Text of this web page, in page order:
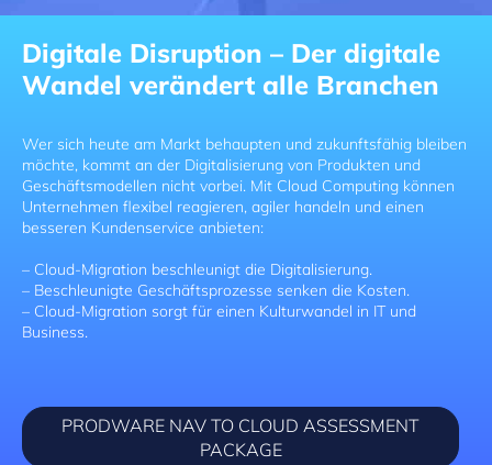
Digitale Disruption – Der digitale
Wandel verändert alle Branchen
Wer sich heute am Markt behaupten und zukunftsfähig bleiben
möchte, kommt an der Digitalisierung von Produkten und
Geschäftsmodellen nicht vorbei. Mit Cloud Computing können
Unternehmen flexibel reagieren, agiler handeln und einen
besseren Kundenservice anbieten:
– Cloud-Migration beschleunigt die Digitalisierung.
– Beschleunigte Geschäftsprozesse senken die Kosten.
– Cloud-Migration sorgt für einen Kulturwandel in IT und
Business.
PRODWARE NAV TO CLOUD ASSESSMENT
PACKAGE